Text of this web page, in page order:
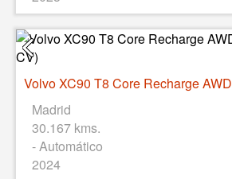
Madrid
30.167 kms.
- Automático
2024